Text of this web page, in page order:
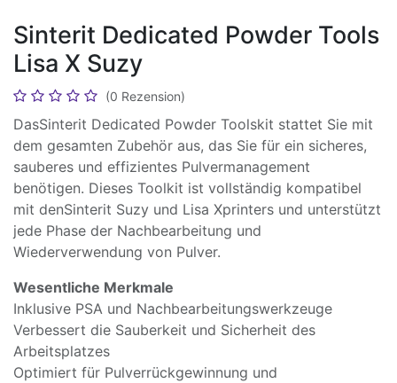
Sinterit Dedicated Powder Tools
Lisa X Suzy
(0 Rezension)
DasSinterit Dedicated Powder Toolskit stattet Sie mit
dem gesamten Zubehör aus, das Sie für ein sicheres,
sauberes und effizientes Pulvermanagement
benötigen. Dieses Toolkit ist vollständig kompatibel
mit denSinterit Suzy und Lisa Xprinters und unterstützt
jede Phase der Nachbearbeitung und
Wiederverwendung von Pulver.
Wesentliche Merkmale
Inklusive PSA und Nachbearbeitungswerkzeuge
Verbessert die Sauberkeit und Sicherheit des
Arbeitsplatzes
Optimiert für Pulverrückgewinnung und